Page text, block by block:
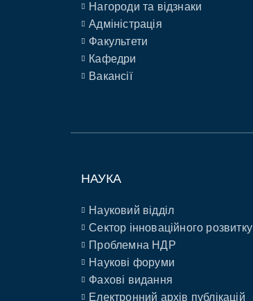
Нагороди та відзнаки
Адміністрація
Факультети
Кафедри
Вакансії
НАУКА
Науковий відділ
Сектор інноваційного розвитку
Проблемна НДР
Наукові форуми
Фахові видання
Електронний архів публікацій